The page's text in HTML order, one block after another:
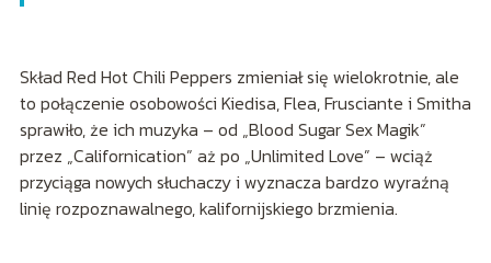
Skład Red Hot Chili Peppers zmieniał się wielokrotnie, ale
to połączenie osobowości Kiedisa, Flea, Frusciante i Smitha
sprawiło, że ich muzyka – od „Blood Sugar Sex Magik”
przez „Californication” aż po „Unlimited Love” – wciąż
przyciąga nowych słuchaczy i wyznacza bardzo wyraźną
linię rozpoznawalnego, kalifornijskiego brzmienia.